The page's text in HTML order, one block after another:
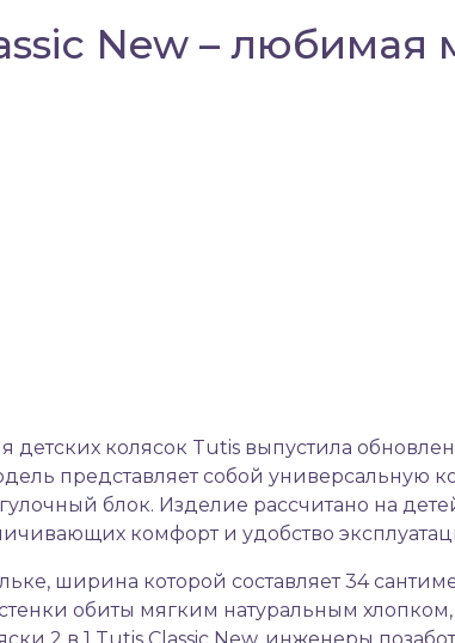
New – любимая
детских колясок Tutis выпустила
представляет собой универсальную
блок. Изделие рассчитано на
комфорт и удобство
ширина которой составляет 34
обиты мягким натуральным